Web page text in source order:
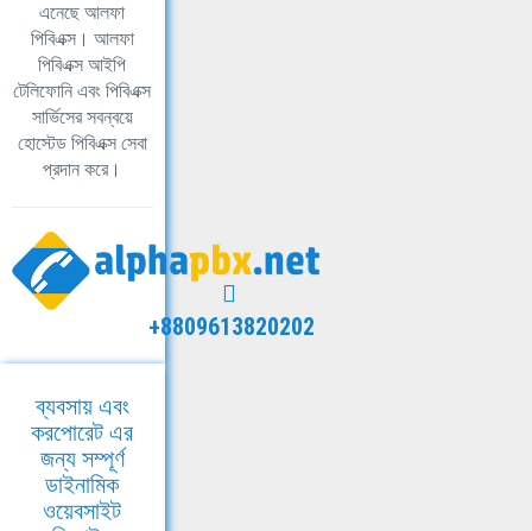
এনেছে আলফা
পিবিএক্স। আলফা
পিবিএক্স আইপি
টেলিফোনি এবং পিবিএক্স
সার্ভিসের সবন্বয়ে
হোস্টেড পিবিএক্স সেবা
প্রদান করে।
+8809613820202
ব্যবসায় এবং
করপোরেট এর
জন্য সম্পূর্ণ
ডাইনামিক
ওয়েবসাইট